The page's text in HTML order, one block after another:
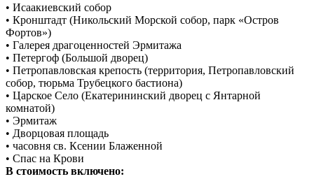
• Исаакиевский собор
• Кронштадт (Никольский Морской собор, парк «Остров
Фортов»)
• Галерея драгоценностей Эрмитажа
• Петергоф (Большой дворец)
• Петропавловская крепость (территория, Петропавловский
собор, тюрьма Трубецкого бастиона)
• Царское Село (Екатерининский дворец с Янтарной
комнатой)
• Эрмитаж
• Дворцовая площадь
• часовня св. Ксении Блаженной
• Спас на Крови
В стоимость включено: